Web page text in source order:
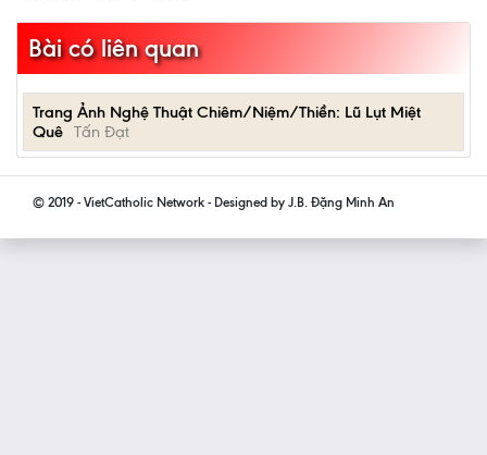
Bài có liên quan
Trang Ảnh Nghệ Thuật Chiêm/Niệm/Thiền: Lũ Lụt Miệt
Quê Tấn Đạt
© 2019 - VietCatholic Network - Designed by J.B. Đặng Minh An